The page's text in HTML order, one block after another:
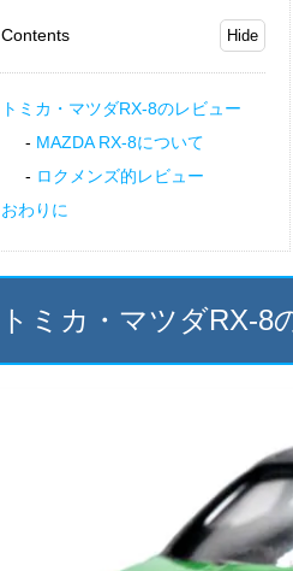
Contents
トミカ・マツダRX-8のレビュー
MAZDA RX-8について
ロクメンズ的レビュー
おわりに
トミカ・マツダRX-8